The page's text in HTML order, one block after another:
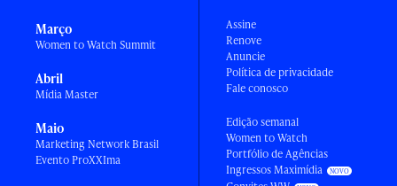
Março
Women to Watch Summit
Abril
Mídia Master
Maio
Marketing Network Brasil
Evento ProXXIma
Assine
Renove
Anuncie
Política de privacidade
Fale conosco
Edição semanal
Women to Watch
Portfólio de Agências
Ingressos Maximídia